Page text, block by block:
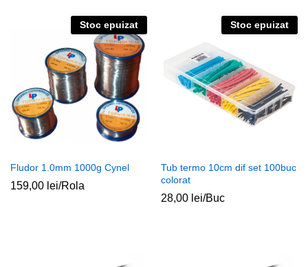
Stoc epuizat
Fludor 1.0mm 1000g Cynel
159,00 lei/Rola
Stoc epuizat
Tub termo 10cm dif set 100buc
colorat
28,00 lei/Buc